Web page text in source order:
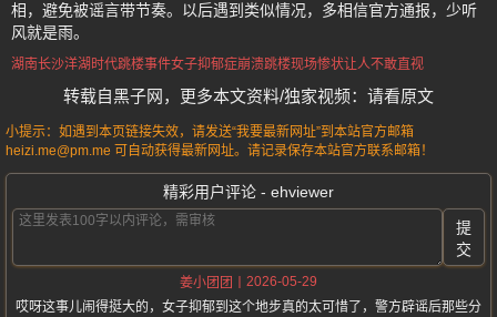
相，避免被谣言带节奏。以后遇到类似情况，多相信官方通报，少听
风就是雨。
湖南长沙洋湖时代跳楼事件女子抑郁症崩溃跳楼现场惨状让人不敢直视
转载自黑子网，更多本文资料/独家视频：请看原文
小提示：如遇到本页链接失效，请发送“我要最新网址”到本站官方邮箱
heizi.me@pm.me 可自动获得最新网址。请记录保存本站官方联系邮箱！
精彩用户评论 - ehviewer
提
交
姜小团团
2026-05-29
哎呀这事儿闹得挺大的，女子抑郁到这个地步真的太可惜了，警方辟谣后那些分